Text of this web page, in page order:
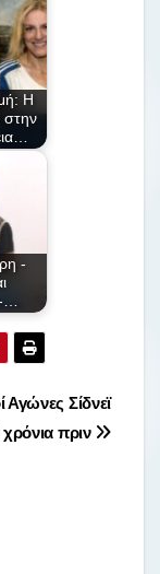
Η
στην
-
-…
Αγώνες Σίδνεϊ
χρόνια πριν